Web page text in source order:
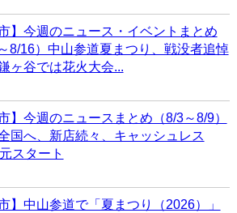
市】今週のニュース・イベントまとめ
8/16）中山参道夏まつり、戦没者追悼
ヶ谷では花火大会...
】今週のニュースまとめ（8/3～8/9）
国へ、新店続々、キャッシュレス
スタート
】中山参道で「夏まつり（2026）」